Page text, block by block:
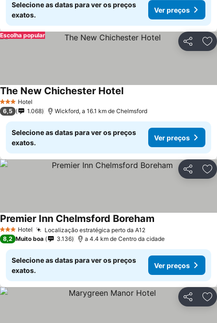
Selecione as datas para ver os preços
exatos.
Ver preços
Partilhar
Escolha popular
3 EstrelasHotel
The New Chichester Hotel
6,5 1.068 Wickford, a 16.1 km de Chelmsford
Selecione as datas para ver os preços
exatos.
Ver preços
Partilhar
3 EstrelasHotel Localização estratégica perto da A12
Premier Inn Chelmsford Boreham
8,2 Muito boa 3.136 a 4.4 km de Centro da cidade
Selecione as datas para ver os preços
exatos.
Ver preços
Partilhar